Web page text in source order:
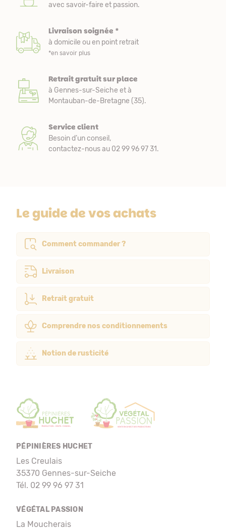
avec savoir-faire et passion.
Livraison soignée *
à domicile ou en point retrait
*en savoir plus
Retrait gratuit sur place
à Gennes-sur-Seiche et à
Montauban-de-Bretagne (35).
Service client
Besoin d’un conseil,
contactez-nous au 02 99 96 97 31.
Le guide de vos achats
Comment commander ?
Livraison
Retrait gratuit
Comprendre nos conditionnements
Notion de rusticité
PÉPINIÈRES HUCHET
Les Creulais
35370 Gennes-sur-Seiche
Tél. 02 99 96 97 31
VÉGÉTAL PASSION
La Moucherais